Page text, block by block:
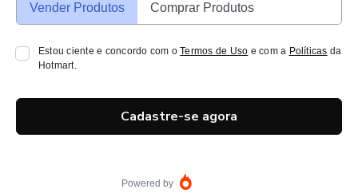
Vender Produtos Comprar Produtos
Estou ciente e concordo com oTermos de Uso e com a Políticas da
Hotmart.
Cadastre-se agora
Powered by